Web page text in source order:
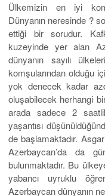
Ülkemizin en iyi
Dünyanın neresinde ?
ettiği bir sorudur.
kuzeyinde yer alan
dünyanın sayılı
komşularından olduğu
yok denecek kadar
oluşabilecek herhangi
arada sadece 2
yaşantısı
de başlamaktadır.
Azerbaycan’da da
bulunmaktadır. Bu
yabancı uyruklu
Azerbaycan dünyanın